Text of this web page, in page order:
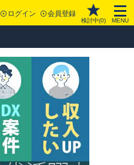
ログイン 会員登録
検討中(0) MENU